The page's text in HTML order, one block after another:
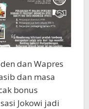
dan Wapres
dan masa
bonus
Jokowi jadi